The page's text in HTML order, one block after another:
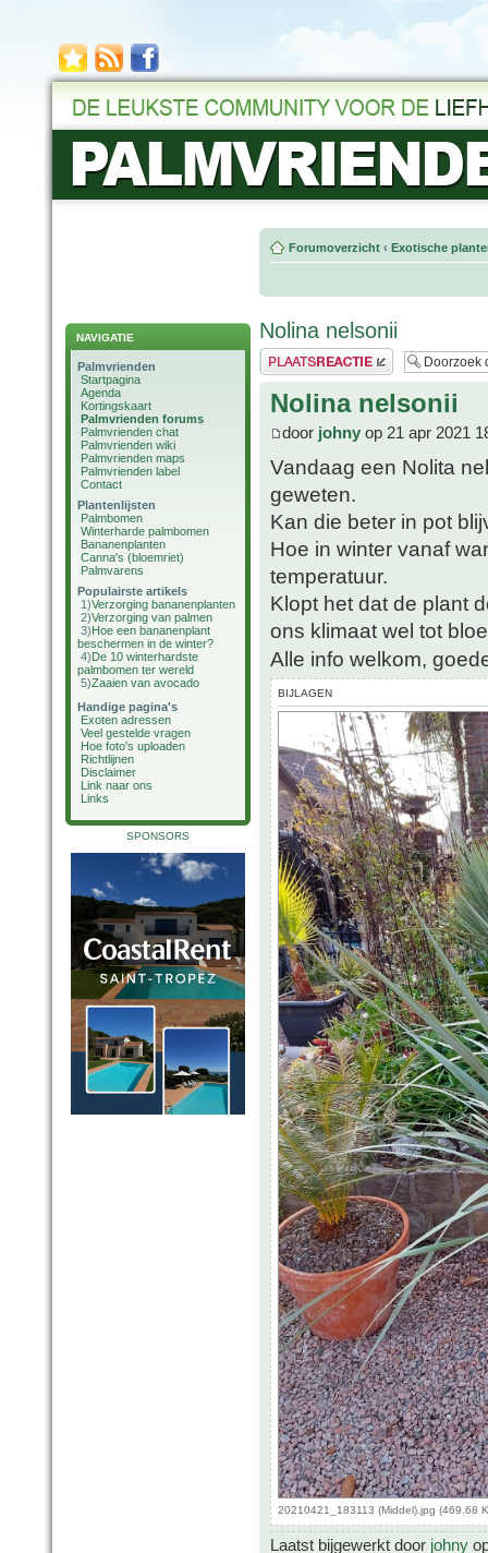
NAVIGATIE
Palmvrienden
Startpagina
Agenda
Kortingskaart
Palmvrienden forums
Palmvrienden chat
Palmvrienden wiki
Palmvrienden maps
Palmvrienden label
Contact
Plantenlijsten
Palmbomen
Winterharde palmbomen
Bananenplanten
Canna's (bloemriet)
Palmvarens
Populairste artikels
1)Verzorging bananenplanten
2)Verzorging van palmen
3)Hoe een bananenplant
beschermen in de winter?
4)De 10 winterhardste
palmbomen ter wereld
5)Zaaien van avocado
Handige pagina's
Exoten adressen
Veel gestelde vragen
Hoe foto's uploaden
Richtlijnen
Disclaimer
Link naar ons
Links
SPONSORS
Forumoverzicht ‹ Exotische
Nolina nelsonii
Plaats een reactie
Nolina nelsonii
door johny op 21 apr 2021
Vandaag een Nolita
geweten.
Kan die beter in pot
Hoe in winter vanaf
temperatuur.
Klopt het dat de plant
ons klimaat wel tot
Alle info welkom,
BIJLAGEN
20210421_183113 (Middel).jpg (469.68
Laatst bijgewerkt door johny